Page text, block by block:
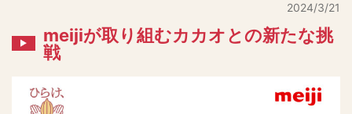
2024/3/21
meijiが取り組むカカオとの新たな挑
戦